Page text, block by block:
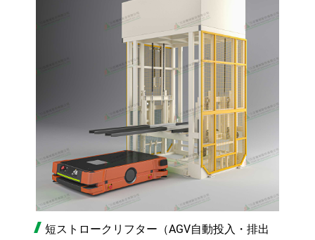
短ストロークリフター（AGV自動投入・排出